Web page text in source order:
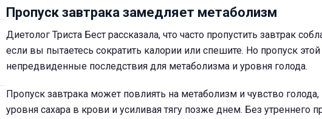
Пропуск завтрака замедляет метаболизм
Диетолог Триста Бест рассказала, что часто пропустить завтрак
если вы пытаетесь сократить калории или спешите. Но пропуск
непредвиденные последствия для метаболизма и уровня голода.
Пропуск завтрака может повлиять на метаболизм и чувство
уровня сахара в крови и усиливая тягу позже днем. Без утреннего